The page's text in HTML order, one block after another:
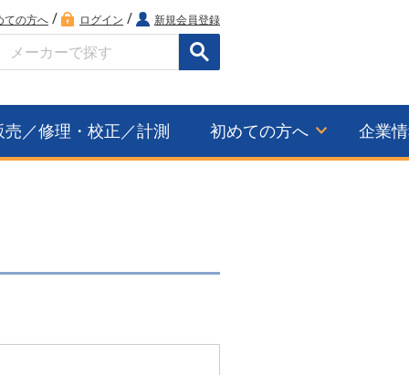
ての方へ / ログイン / 新規会員登録
売／修理・校正／計測 初めての方へ 企業